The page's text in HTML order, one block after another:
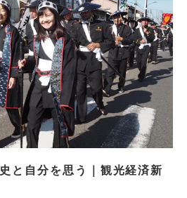
と自分を思う｜観光経済新